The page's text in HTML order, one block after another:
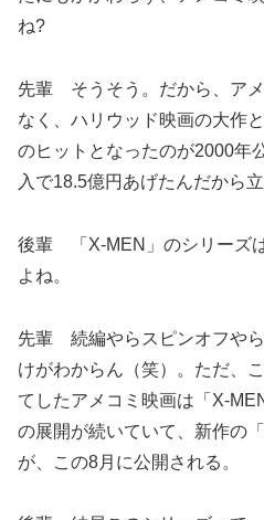
ね?
先輩 そうそう。だから、ア
なく、ハリウッド映画の大作
のヒットとなったのが2000年
入で18.5億円あげたんだから立
後輩 「X-MEN」のシリーズ
よね。
先輩 続編やらスピンオフや
けがわからん（笑）。ただ、
てしたアメコミ映画は「X-
の展開が続いていて、新作の
が、この8月に公開される。